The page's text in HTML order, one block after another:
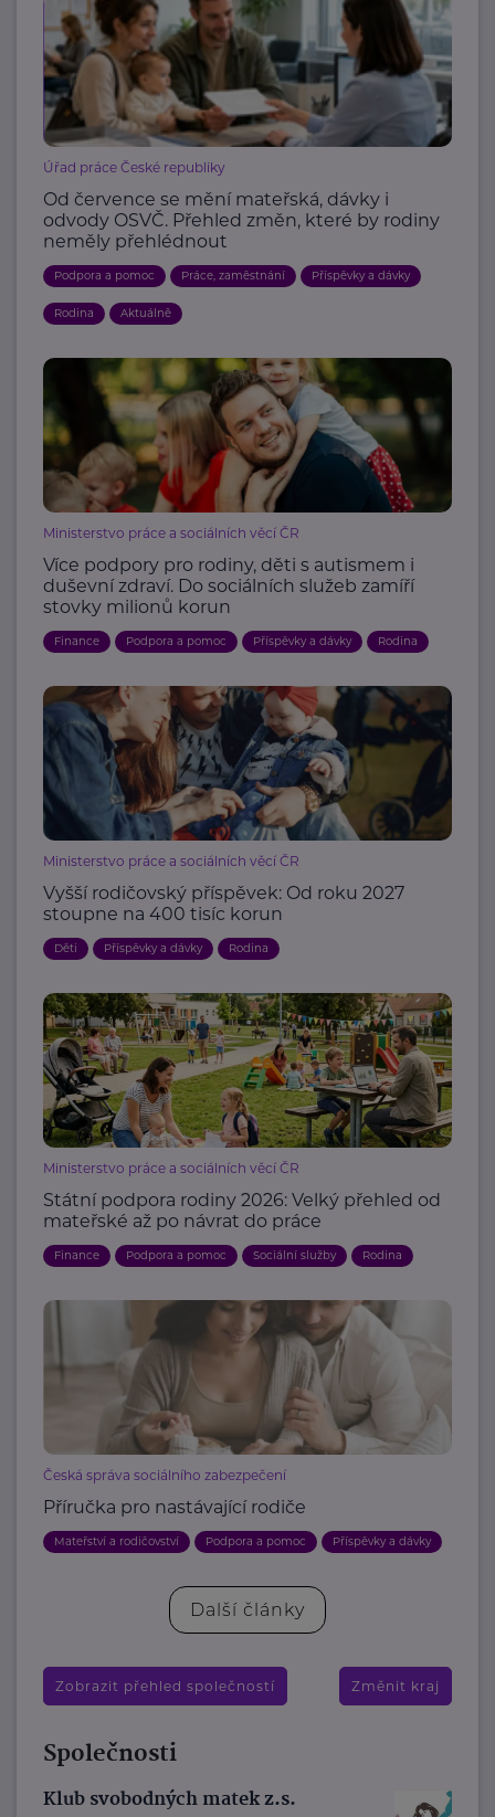
Úřad práce České republiky
Od července se mění mateřská, dávky i
odvody OSVČ. Přehled změn, které by rodiny
neměly přehlédnout
Podpora a pomoc Práce, zaměstnání Příspěvky a dávky
Rodina Aktuálně
Ministerstvo práce a sociálních věcí ČR
Více podpory pro rodiny, děti s autismem i
duševní zdraví. Do sociálních služeb zamíří
stovky milionů korun
Finance Podpora a pomoc Příspěvky a dávky Rodina
Ministerstvo práce a sociálních věcí ČR
Vyšší rodičovský příspěvek: Od roku 2027
stoupne na 400 tisíc korun
Děti Příspěvky a dávky Rodina
Ministerstvo práce a sociálních věcí ČR
Státní podpora rodiny 2026: Velký přehled od
mateřské až po návrat do práce
Finance Podpora a pomoc Sociální služby Rodina
Česká správa sociálního zabezpečení
Příručka pro nastávající rodiče
Mateřství a rodičovství Podpora a pomoc Příspěvky a dávky
Další články
Zobrazit přehled společností Změnit kraj
Společnosti
Klub svobodných matek z.s.